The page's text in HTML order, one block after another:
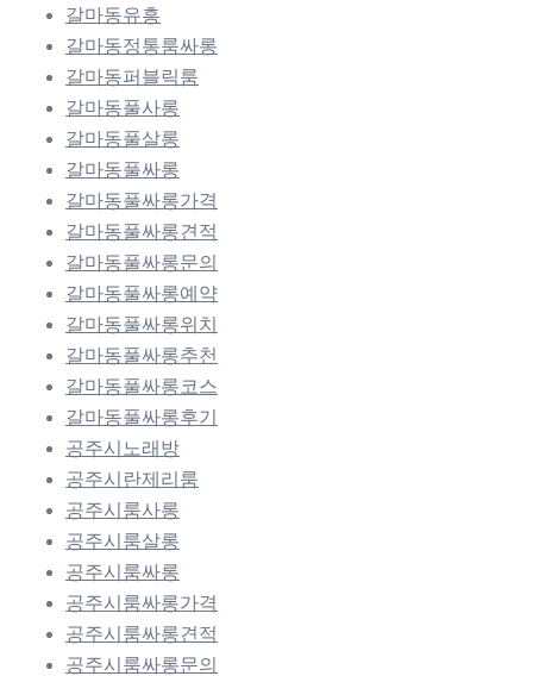
갈마동유흥
갈마동정통룸싸롱
갈마동퍼블릭룸
갈마동풀사롱
갈마동풀살롱
갈마동풀싸롱
갈마동풀싸롱가격
갈마동풀싸롱견적
갈마동풀싸롱문의
갈마동풀싸롱예약
갈마동풀싸롱위치
갈마동풀싸롱추천
갈마동풀싸롱코스
갈마동풀싸롱후기
공주시노래방
공주시란제리룸
공주시룸사롱
공주시룸살롱
공주시룸싸롱
공주시룸싸롱가격
공주시룸싸롱견적
공주시룸싸롱문의